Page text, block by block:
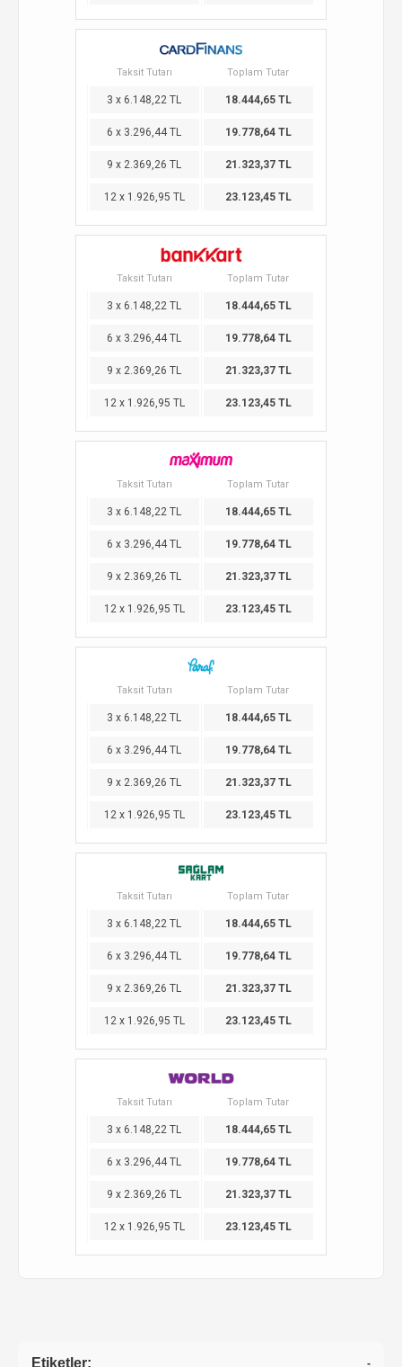
Taksit Tutarı Toplam Tutar
3 x 6.148,22 TL 18.444,65 TL
6 x 3.296,44 TL 19.778,64 TL
9 x 2.369,26 TL 21.323,37 TL
12 x 1.926,95 TL 23.123,45 TL
Taksit Tutarı Toplam Tutar
3 x 6.148,22 TL 18.444,65 TL
6 x 3.296,44 TL 19.778,64 TL
9 x 2.369,26 TL 21.323,37 TL
12 x 1.926,95 TL 23.123,45 TL
Taksit Tutarı Toplam Tutar
3 x 6.148,22 TL 18.444,65 TL
6 x 3.296,44 TL 19.778,64 TL
9 x 2.369,26 TL 21.323,37 TL
12 x 1.926,95 TL 23.123,45 TL
Taksit Tutarı Toplam Tutar
3 x 6.148,22 TL 18.444,65 TL
6 x 3.296,44 TL 19.778,64 TL
9 x 2.369,26 TL 21.323,37 TL
12 x 1.926,95 TL 23.123,45 TL
Taksit Tutarı Toplam Tutar
3 x 6.148,22 TL 18.444,65 TL
6 x 3.296,44 TL 19.778,64 TL
9 x 2.369,26 TL 21.323,37 TL
12 x 1.926,95 TL 23.123,45 TL
Taksit Tutarı Toplam Tutar
3 x 6.148,22 TL 18.444,65 TL
6 x 3.296,44 TL 19.778,64 TL
9 x 2.369,26 TL 21.323,37 TL
12 x 1.926,95 TL 23.123,45 TL
Etiketler: -